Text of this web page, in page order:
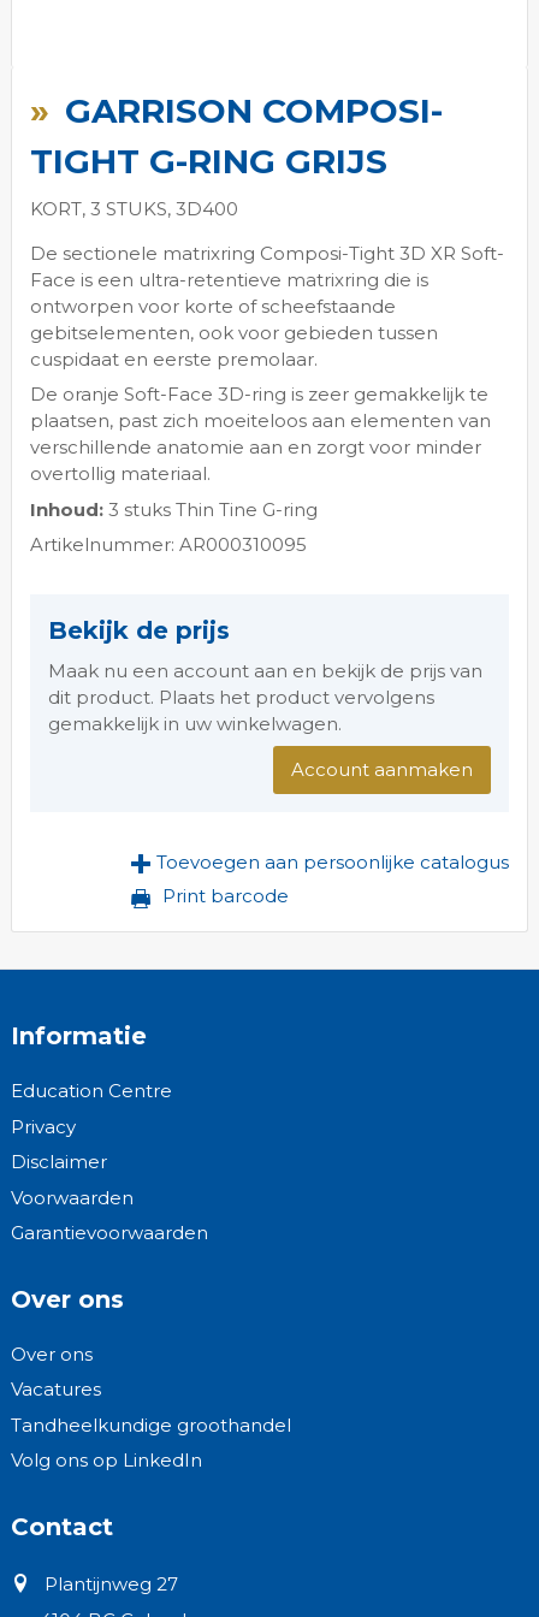
GARRISON COMPOSI-
TIGHT G-RING GRIJS
KORT, 3 STUKS, 3D400
De sectionele matrixring Composi-Tight 3D XR Soft-
Face is een ultra-retentieve matrixring die is
ontworpen voor korte of scheefstaande
gebitselementen, ook voor gebieden tussen
cuspidaat en eerste premolaar.
De oranje Soft-Face 3D-ring is zeer gemakkelijk te
plaatsen, past zich moeiteloos aan elementen van
verschillende anatomie aan en zorgt voor minder
overtollig materiaal.
Inhoud:3 stuks Thin Tine G-ring
Artikelnummer: AR000310095
Bekijk de prijs
Maak nu een account aan en bekijk de prijs van
dit product. Plaats het product vervolgens
gemakkelijk in uw winkelwagen.
Account aanmaken
Toevoegen aan persoonlijke catalogus
Print barcode
het
afbeeldingen-
gallerij
Informatie
Education Centre
Privacy
Disclaimer
Voorwaarden
Garantievoorwaarden
Over ons
Over ons
Vacatures
Tandheelkundige groothandel
Volg ons op LinkedIn
Contact
Plantijnweg 27